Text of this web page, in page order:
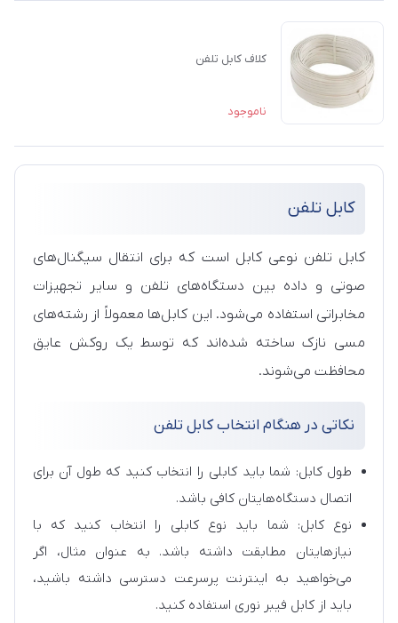
کلاف کابل تلفن
ناموجود
کابل تلفن
کابل تلفن نوعی کابل است که برای انتقال سیگنال‌های
صوتی و داده بین دستگاه‌های تلفن و سایر تجهیزات
مخابراتی استفاده می‌شود. این کابل‌ها معمولاً از رشته‌های
مسی نازک ساخته شده‌اند که توسط یک روکش عایق
محافظت می‌شوند.
نکاتی در هنگام انتخاب کابل تلفن
طول کابل: شما باید کابلی را انتخاب کنید که طول آن برای
اتصال دستگاه‌هایتان کافی باشد.
نوع کابل: شما باید نوع کابلی را انتخاب کنید که با
نیازهایتان مطابقت داشته باشد. به عنوان مثال، اگر
می‌خواهید به اینترنت پرسرعت دسترسی داشته باشید،
باید از کابل فیبر نوری استفاده کنید.